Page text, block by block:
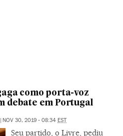
como porta-voz
debate em Portugal
| NOV 30, 2019 - 08:34 EST
Seu partido, o Livre, pediu